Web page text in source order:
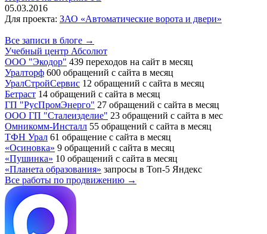
05.03.2016
Для проекта: ЗАО «Автоматические ворота и двери»
Все записи в блоге →
Учебный центр Абсолют
ООО "Экодор" 439 переходов на сайт в месяц
Уралторф 600 обращений с сайта в месяц
УралСтройСервис 12 обращений с сайта в месяц
Бетраст 14 обращений с сайта в месяц
ГП "РусПромЭнерго" 27 обращений с сайта в месяц
ООО ГП "Сталеизделие" 23 обращений с сайта в мес
Омникомм-Инсталл 55 обращений с сайта в месяц
ТФН Урал 61 обращение с сайта в месяц
«Осиновка» 9 обращений с сайта в месяц
«Пушинка» 10 обращений с сайта в месяц
«Планета образования» запросы в Топ-5 Яндекс
Все работы по продвижению →